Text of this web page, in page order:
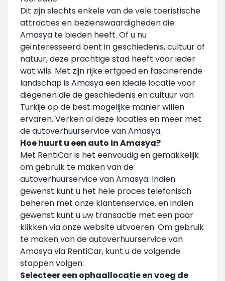
Dit zijn slechts enkele van de vele toeristische
attracties en bezienswaardigheden die
Amasya te bieden heeft. Of u nu
geïnteresseerd bent in geschiedenis, cultuur of
natuur, deze prachtige stad heeft voor ieder
wat wils. Met zijn rijke erfgoed en fascinerende
landschap is Amasya een ideale locatie voor
diegenen die de geschiedenis en cultuur van
Turkije op de best mogelijke manier willen
ervaren. Verken al deze locaties en meer met
de autoverhuurservice van Amasya.
Hoe huurt u een auto in Amasya?
Met RentiCar is het eenvoudig en gemakkelijk
om gebruik te maken van de
autoverhuurservice van Amasya. Indien
gewenst kunt u het hele proces telefonisch
beheren met onze klantenservice, en indien
gewenst kunt u uw transactie met een paar
klikken via onze website uitvoeren. Om gebruik
te maken van de autoverhuurservice van
Amasya via RentiCar, kunt u de volgende
stappen volgen:
Selecteer een ophaallocatie en voeg de